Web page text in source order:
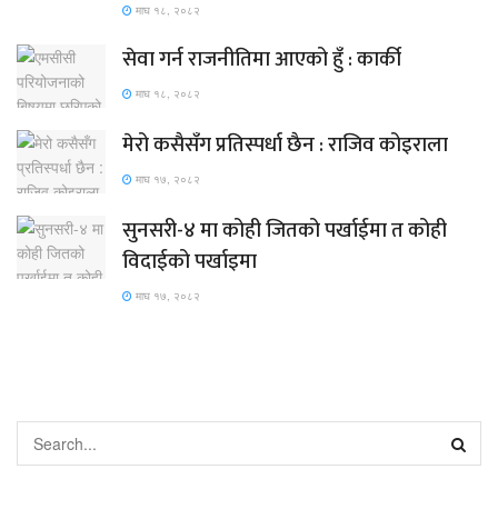
माघ १८, २०८२
सेवा गर्न राजनीतिमा आएको हुँ : कार्की
माघ १८, २०८२
मेरो कसैसँग प्रतिस्पर्धा छैन : राजिव कोइराला
माघ १७, २०८२
सुनसरी-४ मा कोही जितको पर्खाईमा त कोही
विदाईको पर्खाइमा
माघ १७, २०८२